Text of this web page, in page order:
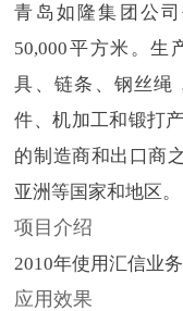
青岛如隆集团公
50,000平方米。生
具、链条、钢丝绳
件、机加工和锻打
的制造商和出口商
亚洲等国家和地区。
项目介绍
2010年使用汇信业
应用效果